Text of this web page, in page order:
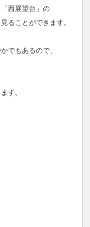
西展望台」の
ることができます。
でもあるので、
す。